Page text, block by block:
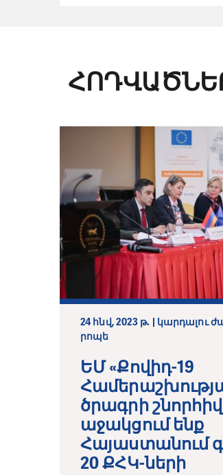
24 հնվ, 2023 թ. | կարդալու
րոպե
ԵՄ «Քովիդ-19
ծրագրի
աջակցում ենք
Հայաստանում
20 ՔՀԿ-ների